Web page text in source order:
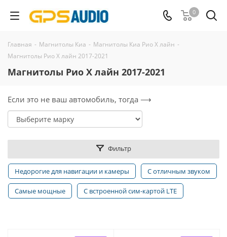
0
Главная - Магнитолы Киа - Магнитолы Киа Рио Х лайн -
Магнитолы Рио Х лайн 2017-2021
Магнитолы Рио Х лайн 2017-2021
Если это не ваш автомобиль, тогда ⟶
Фильтр
Недорогие для навигации и камеры С отличным звуком
Самые мощные С встроенной сим-картой LTE